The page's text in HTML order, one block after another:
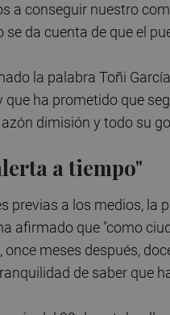
a conseguir nuestro
se da cuenta de que el
la palabra Toñi
que ha prometido que
dimisión y todo su
a tiempo"
previas a los medios, la
afirmado que "como
once meses después,
de saber que